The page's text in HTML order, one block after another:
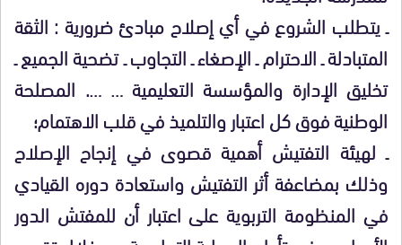
ـ يتطلب الشروع في أي إصلاح مبادئ ضرورية : الثقة
المتبادلة ـ الاحترام ـ الإصغاء ـ التجاوب ـ تضحية الجميع ـ
تخليق الإدارة والمؤسسة التعليمية … …. المصلحة
الوطنية فوق كل اعتبار والتلميذ في قلب الاهتمام؛
ـ لهيئة التفتيش أهمية قصوى في إنجاح الإصلاح
وذلك بمضاعفة أثر التفتيش واستعادة دوره القيادي
في المنظومة التربوية على اعتبار أن للمفتش الدور